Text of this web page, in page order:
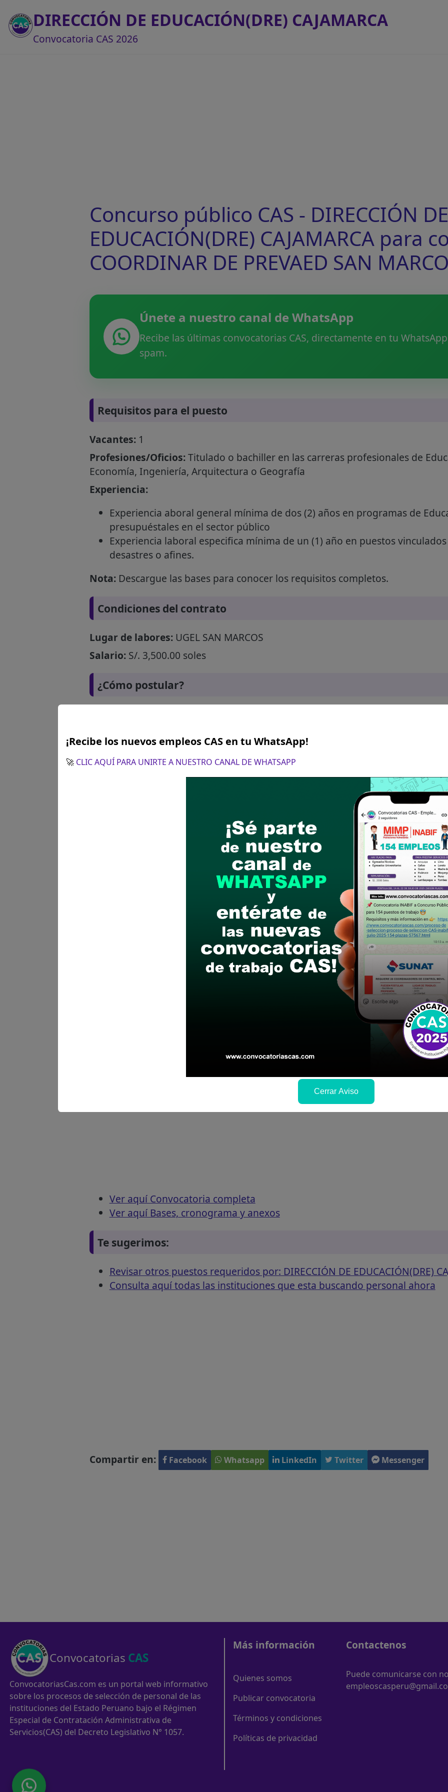
DIRECCIÓN DE EDUCACIÓN(DRE) CAJAMARCA
Convocatoria CAS 2026
Concurso público CAS - DIRECCIÓN DE
EDUCACIÓN(DRE) CAJAMARCA para
COORDINAR DE PREVAED SAN
Únete a nuestro canal de WhatsApp
Recibe las últimas convocatorias CAS, directamente en tu
spam.
Requisitos para el puesto
Vacantes:1
Profesiones/Oficios:Titulado o bachiller en las carreras profesionales de
Economía, Ingeniería, Arquitectura o Geografía
Experiencia:
Experiencia aboral general mínima de dos (2) años en programas de
presupuéstales en el sector público
Experiencia laboral especifica mínima de un (1) año en puestos
desastres o afines.
Nota:Descargue las bases para conocer los requisitos completos.
Condiciones del contrato
Lugar de labores:UGEL SAN MARCOS
Salario:S/. 3,500.00 soles
¿Cómo postular?
10 de octubre del 2023 de 07:15 am a 11:59 pm
Recepción de la hoja de vida documentada incluyendo los
jurada, en formato PDF, al email: convocatoriasdre@drecajamarca.edu.pe
Recomendaciones para postular
Descarga y revisa a detalle las bases del concurso público
Antes de postular, verifica si cumples con los requisitos para el puesto
Prepara tu documentación y presentalo en la fechas y por los medios que
Revisar el cronograma para conocer cuando se publicará los resultados
Ver aquí Convocatoria completa
Ver aquí Bases, cronograma y anexos
Te sugerimos:
Revisar otros puestos requeridos por: DIRECCIÓN DE EDUCACIÓN(DRE)
Consulta aquí todas las instituciones que esta buscando personal ahora
Compartir en: Facebook Whatsapp LinkedIn Twitter Messenger
Convocatorias CAS
ConvocatoriasCas.com es un portal web informativo
sobre los procesos de selección de personal de las
instituciones del Estado Peruano bajo el Régimen
Especial de Contratación Administrativa de
Servicios(CAS) del Decreto Legislativo N° 1057.
Más información
Quienes somos
Publicar convocatoria
Términos y condiciones
Políticas de privacidad
Contactenos
Puede comunicarse con
¡Recibe los nuevos empleos CAS en tu WhatsApp!
🚀 CLIC AQUÍ PARA UNIRTE A NUESTRO CANAL DE WHATSAPP
Cerrar Aviso